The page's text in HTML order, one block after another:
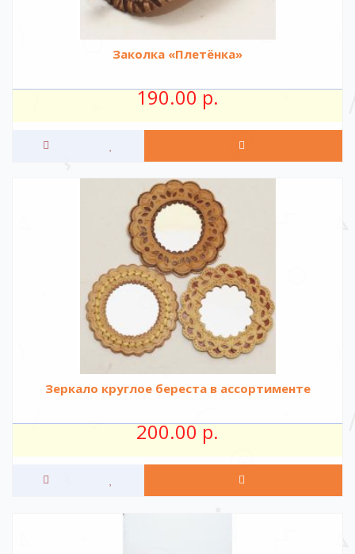
Заколка «Плетёнка»
190.00 р.
Зеркало круглое береста в ассортименте
200.00 р.